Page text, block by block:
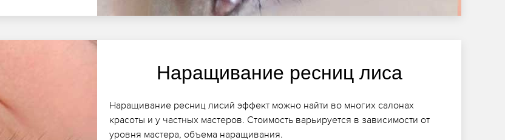
Наращивание ресниц лиса
Наращивание ресниц лисий эффект можно найти во многих салонах
красоты и у частных мастеров. Стоимость варьируется в зависимости от
уровня мастера, объема наращивания.